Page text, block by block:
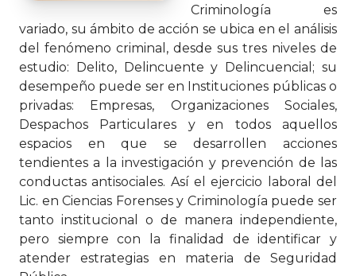
Criminología es
variado, su ámbito de acción se ubica en el análisis
del fenómeno criminal, desde sus tres niveles de
estudio: Delito, Delincuente y Delincuencial; su
desempeño puede ser en Instituciones públicas o
privadas: Empresas, Organizaciones Sociales,
Despachos Particulares y en todos aquellos
espacios en que se desarrollen acciones
tendientes a la investigación y prevención de las
conductas antisociales. Así el ejercicio laboral del
Lic. en Ciencias Forenses y Criminología puede ser
tanto institucional o de manera independiente,
pero siempre con la finalidad de identificar y
atender estrategias en materia de Seguridad